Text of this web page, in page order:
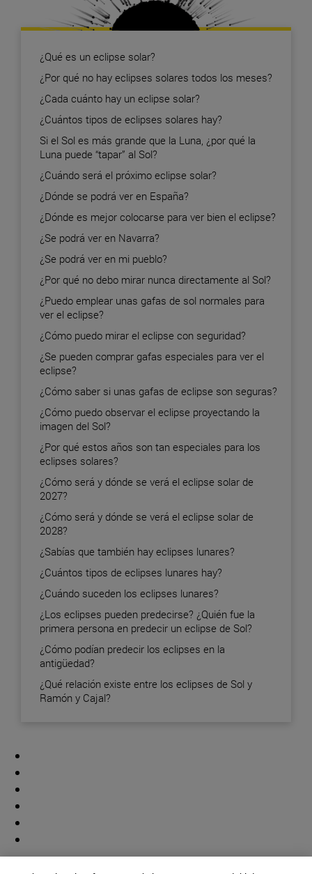
¿Qué es un eclipse solar?
¿Por qué no hay eclipses solares todos los meses?
¿Cada cuánto hay un eclipse solar?
¿Cuántos tipos de eclipses solares hay?
Si el Sol es más grande que la Luna, ¿por qué la
Luna puede “tapar” al Sol?
¿Cuándo será el próximo eclipse solar?
¿Dónde se podrá ver en España?
¿Dónde es mejor colocarse para ver bien el eclipse?
¿Se podrá ver en Navarra?
¿Se podrá ver en mi pueblo?
¿Por qué no debo mirar nunca directamente al Sol?
¿Puedo emplear unas gafas de sol normales para
ver el eclipse?
¿Cómo puedo mirar el eclipse con seguridad?
¿Se pueden comprar gafas especiales para ver el
eclipse?
¿Cómo saber si unas gafas de eclipse son seguras?
¿Cómo puedo observar el eclipse proyectando la
imagen del Sol?
¿Por qué estos años son tan especiales para los
eclipses solares?
¿Cómo será y dónde se verá el eclipse solar de
2027?
¿Cómo será y dónde se verá el eclipse solar de
2028?
¿Sabías que también hay eclipses lunares?
¿Cuántos tipos de eclipses lunares hay?
¿Cuándo suceden los eclipses lunares?
¿Los eclipses pueden predecirse? ¿Quién fue la
primera persona en predecir un eclipse de Sol?
¿Cómo podían predecir los eclipses en la
antigüedad?
¿Qué relación existe entre los eclipses de Sol y
Ramón y Cajal?